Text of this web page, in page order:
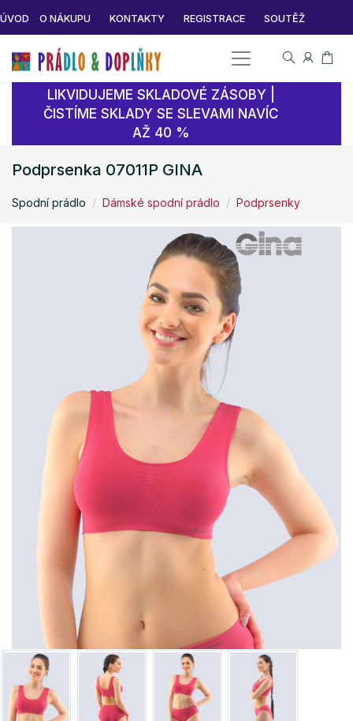
ÚVOD O NÁKUPU KONTAKTY REGISTRACE SOUTĚŽ
LIKVIDUJEME SKLADOVÉ ZÁSOBY |
ČISTÍME SKLADY SE SLEVAMI NAVÍC
AŽ 40 %
Podprsenka 07011P GINA
Spodní prádlo Dámské spodní prádlo Podprsenky